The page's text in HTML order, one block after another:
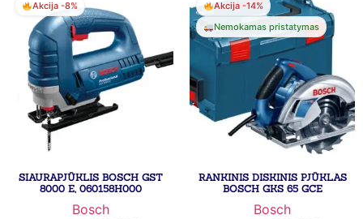
Akcija -8%
SIAURAPJŪKLIS BOSCH GST
8000 E, 060158H000
Bosch
Akcija -14%
Nemokamas pristatymas
RANKINIS DISKINIS PJŪKLAS
BOSCH GKS 65 GCE
Bosch